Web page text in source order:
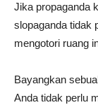
Jika propaganda
slopaganda tidak
mengotori ruang
Bayangkan
Anda tidak perlu